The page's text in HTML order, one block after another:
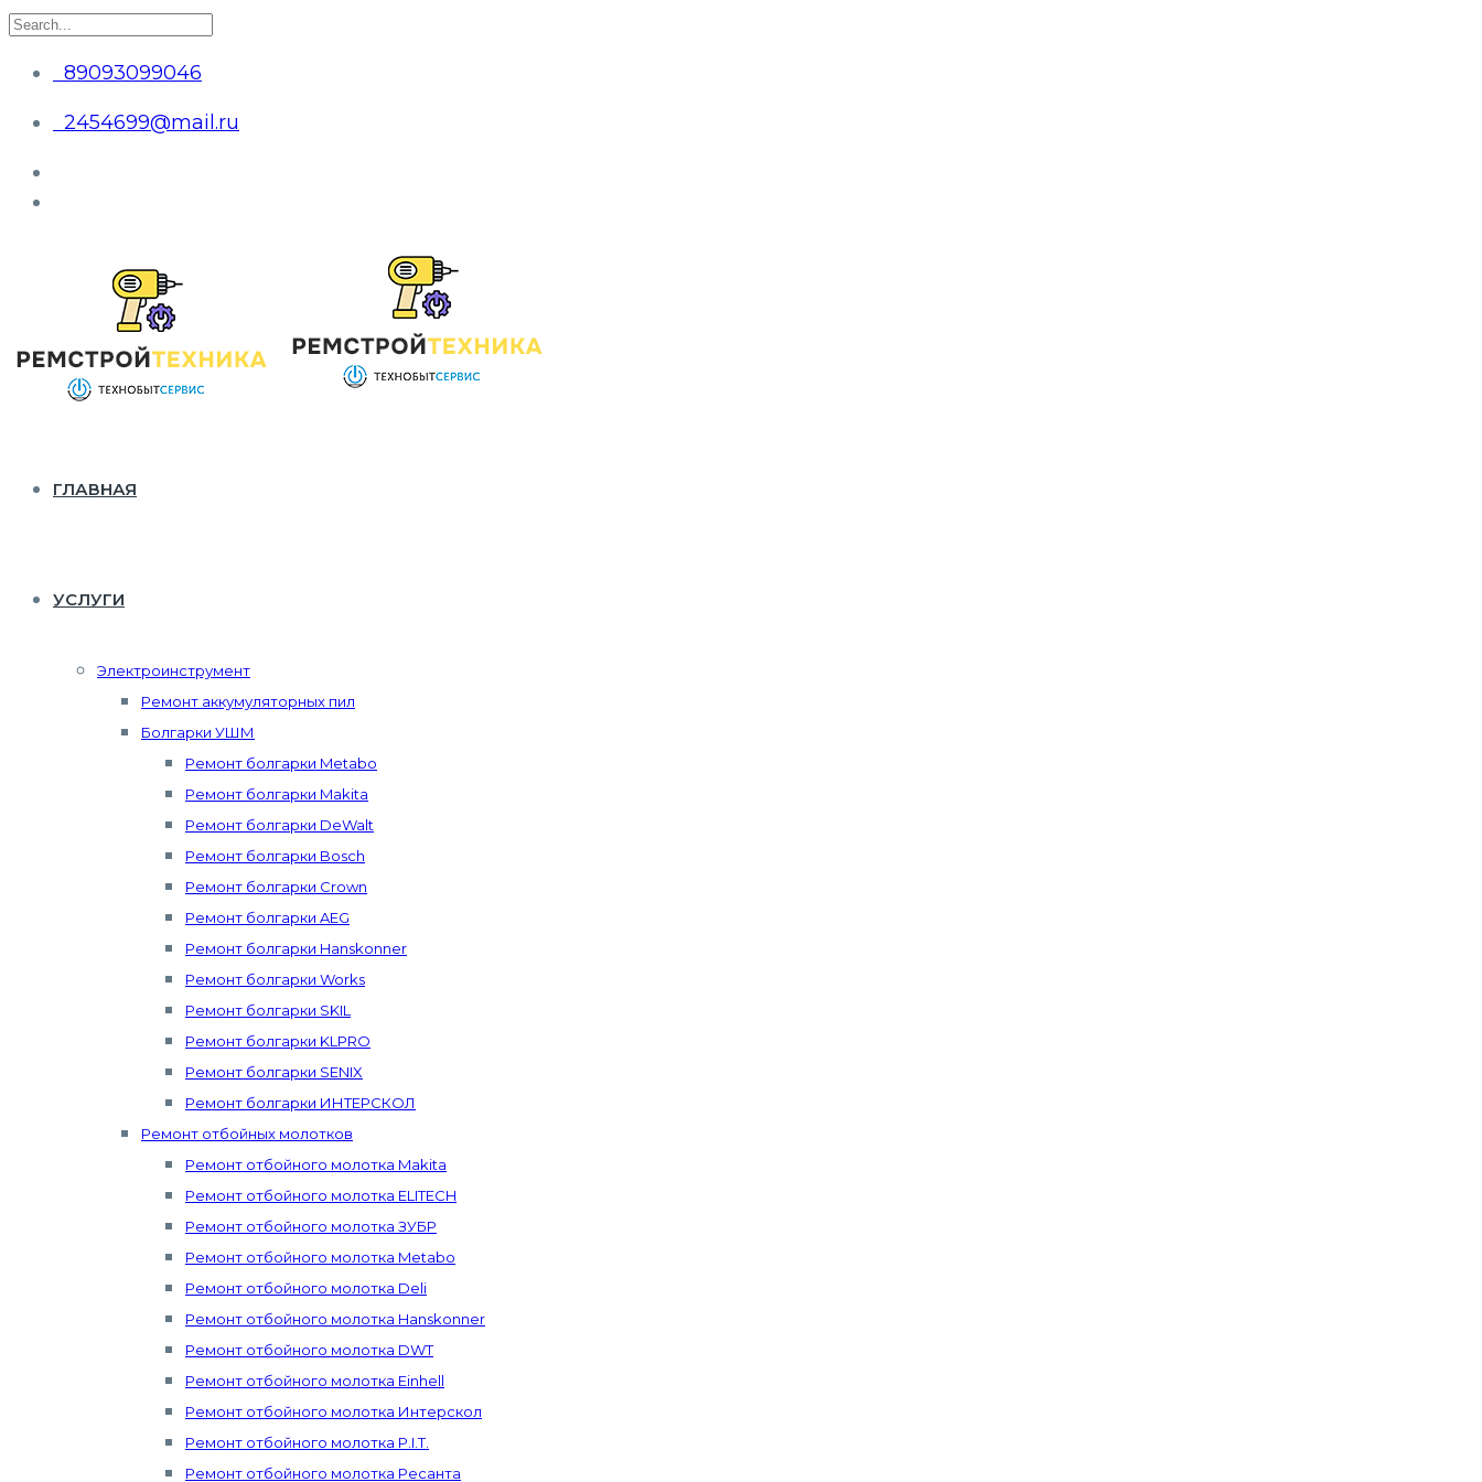
89093099046
2454699@mail.ru
ГЛАВНАЯ
УСЛУГИ
Электроинструмент
Ремонт аккумуляторных пил
Болгарки УШМ
Ремонт болгарки Metabo
Ремонт болгарки Makita
Ремонт болгарки DeWalt
Ремонт болгарки Bosch
Ремонт болгарки Crown
Ремонт болгарки AEG
Ремонт болгарки Hanskonner
Ремонт болгарки Works
Ремонт болгарки SKIL
Ремонт болгарки KLPRO
Ремонт болгарки SENIX
Ремонт болгарки ИНТЕРСКОЛ
Ремонт отбойных молотков
Ремонт отбойного молотка Makita
Ремонт отбойного молотка ELITECH
Ремонт отбойного молотка ЗУБР
Ремонт отбойного молотка Metabo
Ремонт отбойного молотка Deli
Ремонт отбойного молотка Hanskonner
Ремонт отбойного молотка DWT
Ремонт отбойного молотка Einhell
Ремонт отбойного молотка Интерскол
Ремонт отбойного молотка P.I.T.
Ремонт отбойного молотка Ресанта